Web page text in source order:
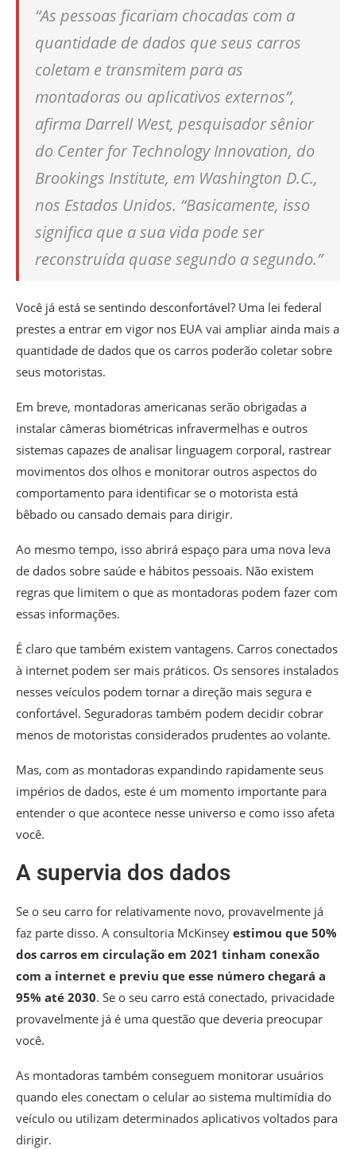
“As pessoas ficariam chocadas com a
quantidade de dados que seus carros
coletam e transmitem para as
montadoras ou aplicativos externos”,
afirma Darrell West, pesquisador sênior
do Center for Technology Innovation, do
Brookings Institute, em Washington D.C.,
nos Estados Unidos. “Basicamente, isso
significa que a sua vida pode ser
reconstruída quase segundo a segundo.”
Você já está se sentindo desconfortável? Uma lei federal
prestes a entrar em vigor nos EUA vai ampliar ainda mais a
quantidade de dados que os carros poderão coletar sobre
seus motoristas.
Em breve, montadoras americanas serão obrigadas a
instalar câmeras biométricas infravermelhas e outros
sistemas capazes de analisar linguagem corporal, rastrear
movimentos dos olhos e monitorar outros aspectos do
comportamento para identificar se o motorista está
bêbado ou cansado demais para dirigir.
Ao mesmo tempo, isso abrirá espaço para uma nova leva
de dados sobre saúde e hábitos pessoais. Não existem
regras que limitem o que as montadoras podem fazer com
essas informações.
É claro que também existem vantagens. Carros conectados
à internet podem ser mais práticos. Os sensores instalados
nesses veículos podem tornar a direção mais segura e
confortável. Seguradoras também podem decidir cobrar
menos de motoristas considerados prudentes ao volante.
Mas, com as montadoras expandindo rapidamente seus
impérios de dados, este é um momento importante para
entender o que acontece nesse universo e como isso afeta
você.
A supervia dos dados
Se o seu carro for relativamente novo, provavelmente já
faz parte disso. A consultoria McKinsey estimou que 50%
dos carros em circulação em 2021 tinham conexão
com a internet e previu que esse número chegará a
95% até 2030. Se o seu carro está conectado, privacidade
provavelmente já é uma questão que deveria preocupar
você.
As montadoras também conseguem monitorar usuários
quando eles conectam o celular ao sistema multimídia do
veículo ou utilizam determinados aplicativos voltados para
dirigir.